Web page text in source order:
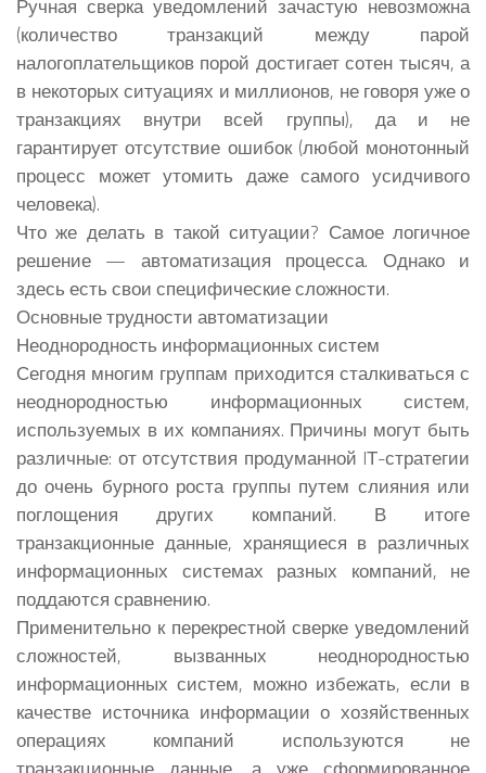
Ручная сверка уведомлений зачастую невозможна
(количество транзакций между парой
налогоплательщиков порой достигает сотен тысяч, а
в некоторых ситуациях и миллионов, не говоря уже о
транзакциях внутри всей группы), да и не
гарантирует отсутствие ошибок (любой монотонный
процесс может утомить даже самого усидчивого
человека).
Что же делать в такой ситуации? Самое логичное
решение — автоматизация процесса. Однако и
здесь есть свои специфические сложности.
Основные трудности автоматизации
Неоднородность информационных систем
Сегодня многим группам приходится сталкиваться с
неоднородностью информационных систем,
используемых в их компаниях. Причины могут быть
различные: от отсутствия продуманной IТ-стратегии
до очень бурного роста группы путем слияния или
поглощения других компаний. В итоге
транзакционные данные, хранящиеся в различных
информационных системах разных компаний, не
поддаются сравнению.
Применительно к перекрестной сверке уведомлений
сложностей, вызванных неоднородностью
информационных систем, можно избежать, если в
качестве источника информации о хозяйственных
операциях компаний используются не